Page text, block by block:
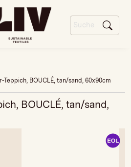
Teppich, BOUCLÉ, tan/sand, 60x90cm
BOUCLÉ, tan/sand,